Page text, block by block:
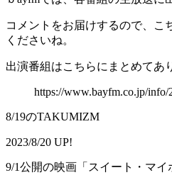
コメントをお届けするので、こ
くださいね。
出演番組はこちらにまとめてあ
https://www.bayfm.co.jp/info/
8/19のTAKUMIZM
2023/8/20 UP!
9/1公開の映画「スイート・マ